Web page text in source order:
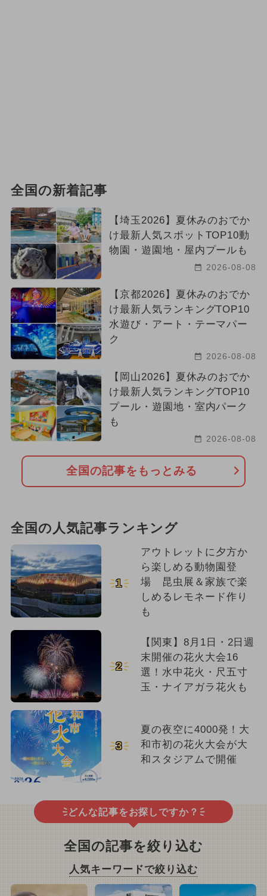
全国の新着記事
【埼玉2026】夏休みのおでか
け最新人気スポットTOP10動
物園・遊園地・屋内プールも
2026-08-08
【京都2026】夏休みのおでか
け最新人気ランキングTOP10
水遊び・アート・テーマパー
ク
2026-08-08
【岡山2026】夏休みのおでか
け最新人気ランキングTOP10
プール・遊園地・室内パーク
も
2026-08-08
全国の記事をもっとみる
全国の人気記事ランキング
1
アウトレットに夕方か
ら楽しめる動物園登
場 昆虫展＆家族で楽
しめるレモネード作り
も
2
【関東】8月1日・2日週
末開催の花火大会16
選！水中花火・尺五寸
玉・ナイアガラ花火も
3
夏の夜空に4000発！大
和市初の花火大会が大
和スタジアムで開催
どんな記事をお探しですか？
全国の記事を絞り込む
人気キーワードで絞り込む